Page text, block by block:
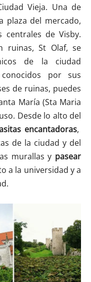
Vieja. Una de
plaza del mercado,
centrales de Visby.
ruinas, St Olaf, se
de la ciudad
por sus
de ruinas, puedes
María (Sta Maria
Desde lo alto del
encantadoras,
de la ciudad y del
murallas y pasear
a la universidad y a